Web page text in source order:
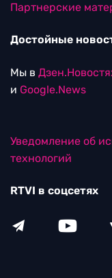
Партнерские
Достойные
Мы в
и Google.News
Уведомление об
технологий
RTVI в соцсетях